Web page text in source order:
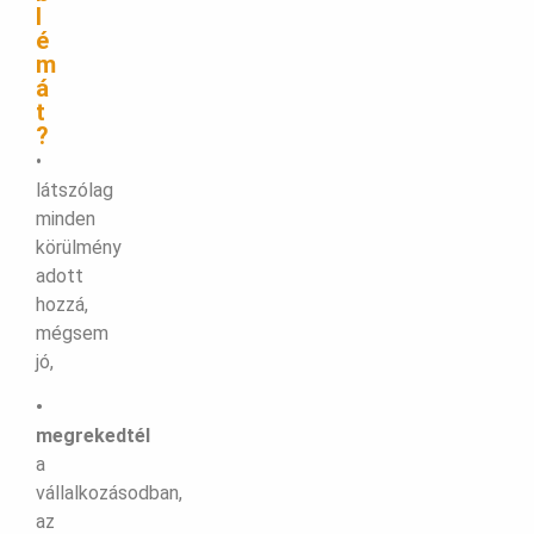
l
é
m
á
t
?
•
látszólag
minden
körülmény
adott
hozzá,
mégsem
jó,
•
megrekedtél
a
vállalkozásodban,
az